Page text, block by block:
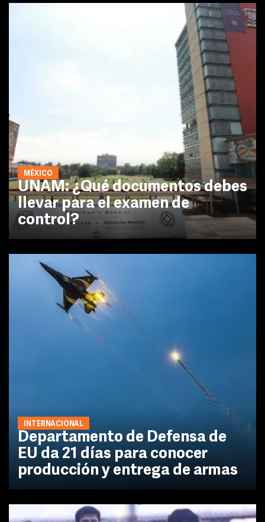
MÉXICO
UNAM: ¿Qué documentos debes
llevar para el examen de
control?
INTERNACIONAL
Departamento de Defensa de
EU da 21 días para conocer
producción y entrega de armas